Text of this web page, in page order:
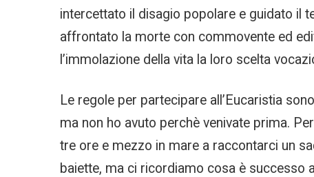
intercettato il disagio popolare e guidato il
affrontato la morte con commovente ed
l’immolazione della vita la loro scelta
Le regole per partecipare all’Eucaristia
ma non ho avuto perchè venivate prima.
tre ore e mezzo in mare a raccontarci un
baiette, ma ci ricordiamo cosa è successo